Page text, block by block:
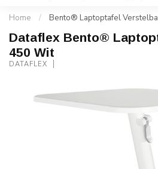
Home / Bento® Laptoptafel
Dataflex Bento®
450 Wit
DATAFLEX